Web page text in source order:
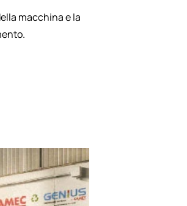
macchina e la